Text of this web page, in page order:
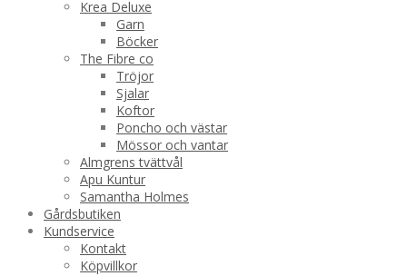
Krea Deluxe
Garn
Böcker
The Fibre co
Tröjor
Sjalar
Koftor
Poncho och västar
Mössor och vantar
Almgrens tvättvål
Apu Kuntur
Samantha Holmes
Gårdsbutiken
Kundservice
Kontakt
Köpvillkor